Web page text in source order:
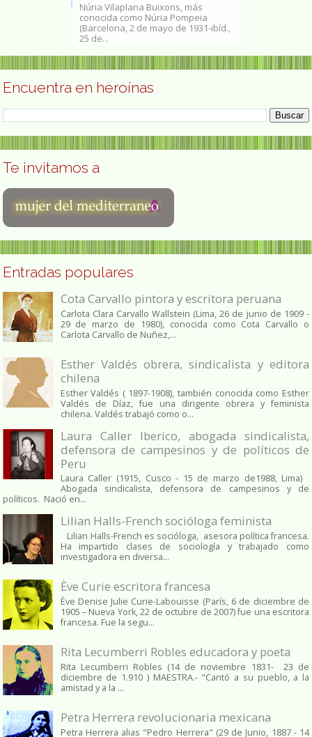
Núria Vilaplana Buixons, más
conocida como Núria Pompeia
(Barcelona, 2 de mayo de 1931-ibíd.,
25 de...
Encuentra en heroínas
Te invitamos a
Entradas populares
Cota Carvallo pintora y escritora peruana
Carlota Clara Carvallo Wallstein (Lima, 26 de junio de 1909 -
29 de marzo de 1980), conocida como Cota Carvallo o
Carlota Carvallo de Nuñez,...
Esther Valdés obrera, sindicalista y editora
chilena
Esther Valdés ( 1897-1908), también conocida como Esther
Valdés de Díaz, fue una dirigente obrera y feminista
chilena. Valdés trabajó como o...
Laura Caller Iberico, abogada sindicalista,
defensora de campesinos y de políticos de
Peru
Laura Caller (1915, Cusco - 15 de marzo de1988, Lima)
Abogada sindicalista, defensora de campesinos y de
políticos. Nació en...
Lilian Halls-French socióloga feminista
Lilian Halls-French es socióloga, asesora política francesa.
Ha impartido clases de sociología y trabajado como
investigadora en diversa...
Ève Curie escritora francesa
Ève Denise Julie Curie-Labouisse (París, 6 de diciembre de
1905 – Nueva York, 22 de octubre de 2007) fue una escritora
francesa. Fue la segu...
Rita Lecumberri Robles educadora y poeta
Rita Lecumberri Robles (14 de noviembre 1831- 23 de
diciembre de 1.910 ) MAESTRA.- "Cantó a su pueblo, a la
amistad y a la ...
Petra Herrera revolucionaria mexicana
Petra Herrera alias "Pedro Herrera" (29 de Junio, 1887 - 14